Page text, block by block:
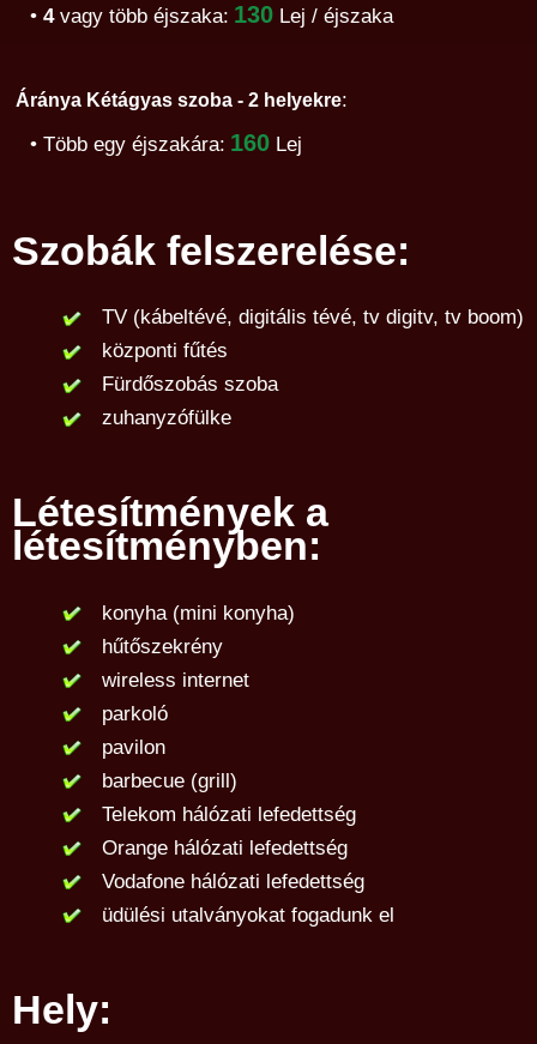
• 4vagy több éjszaka: 130 Lej / éjszaka
Áránya Kétágyas szoba - 2 helyekre:
• Több egy éjszakára: 160 Lej
Szobák felszerelése:
TV (kábeltévé, digitális tévé, tv digitv, tv boom)
központi fűtés
Fürdőszobás szoba
zuhanyzófülke
Létesítmények a
létesítményben:
konyha (mini konyha)
hűtőszekrény
wireless internet
parkoló
pavilon
barbecue (grill)
Telekom hálózati lefedettség
Orange hálózati lefedettség
Vodafone hálózati lefedettség
üdülési utalványokat fogadunk el
Hely: